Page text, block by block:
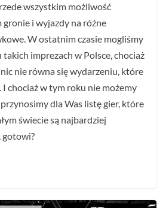
wszystkim możliwość
gronie i wyjazdy na różne
W ostatnim czasie mogliśmy
imprezach w Polsce, chociaż
nie równa się wydarzeniu, które
I chociaż w tym roku nie możemy
dla Was listę gier, które
świecie są najbardziej
gotowi?